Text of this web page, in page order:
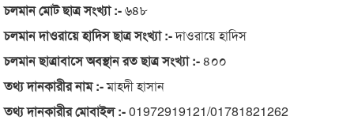
চলমান মোট ছাত্র সংখ্যা :-৬৪৮
চলমান দাওরায়ে হাদিস ছাত্র সংখ্যা :-দাওরায়ে হাদিস
চলমান ছাত্রাবাসে অবস্থান রত ছাত্র সংখ্যা :-৪০০
তথ্য দানকারীর নাম :-মাহদী হাসান
তথ্য দানকারীর মোবাইল :-01972919121/01781821262